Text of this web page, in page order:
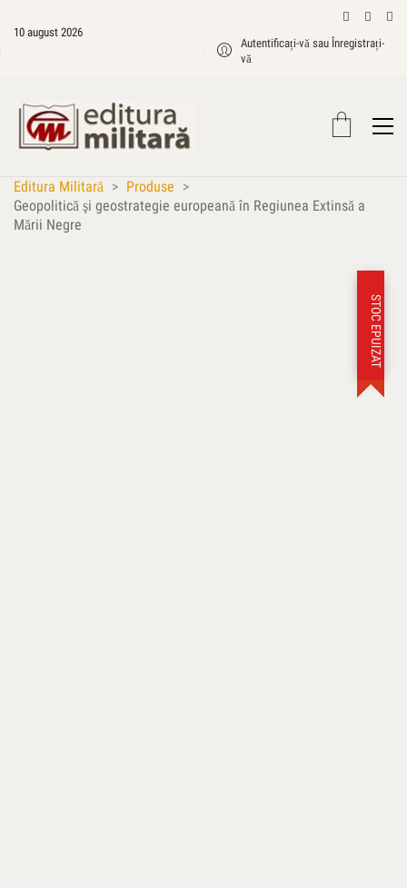
10 august 2026
Autentificați-vă sau Înregistrați-
vă
Editura Militară > Produse >
Geopolitică şi geostrategie europeană în Regiunea Extinsă a
Mării Negre
STOC EPUIZAT